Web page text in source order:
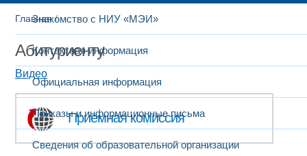
Знакомство с НИУ «МЭИ»
Контактная информация
Официальная информация
Приказы и информационные письма
Сведения об образовательной организации
Главная/
Абитуриенту
Видео​
Приемная комиссия